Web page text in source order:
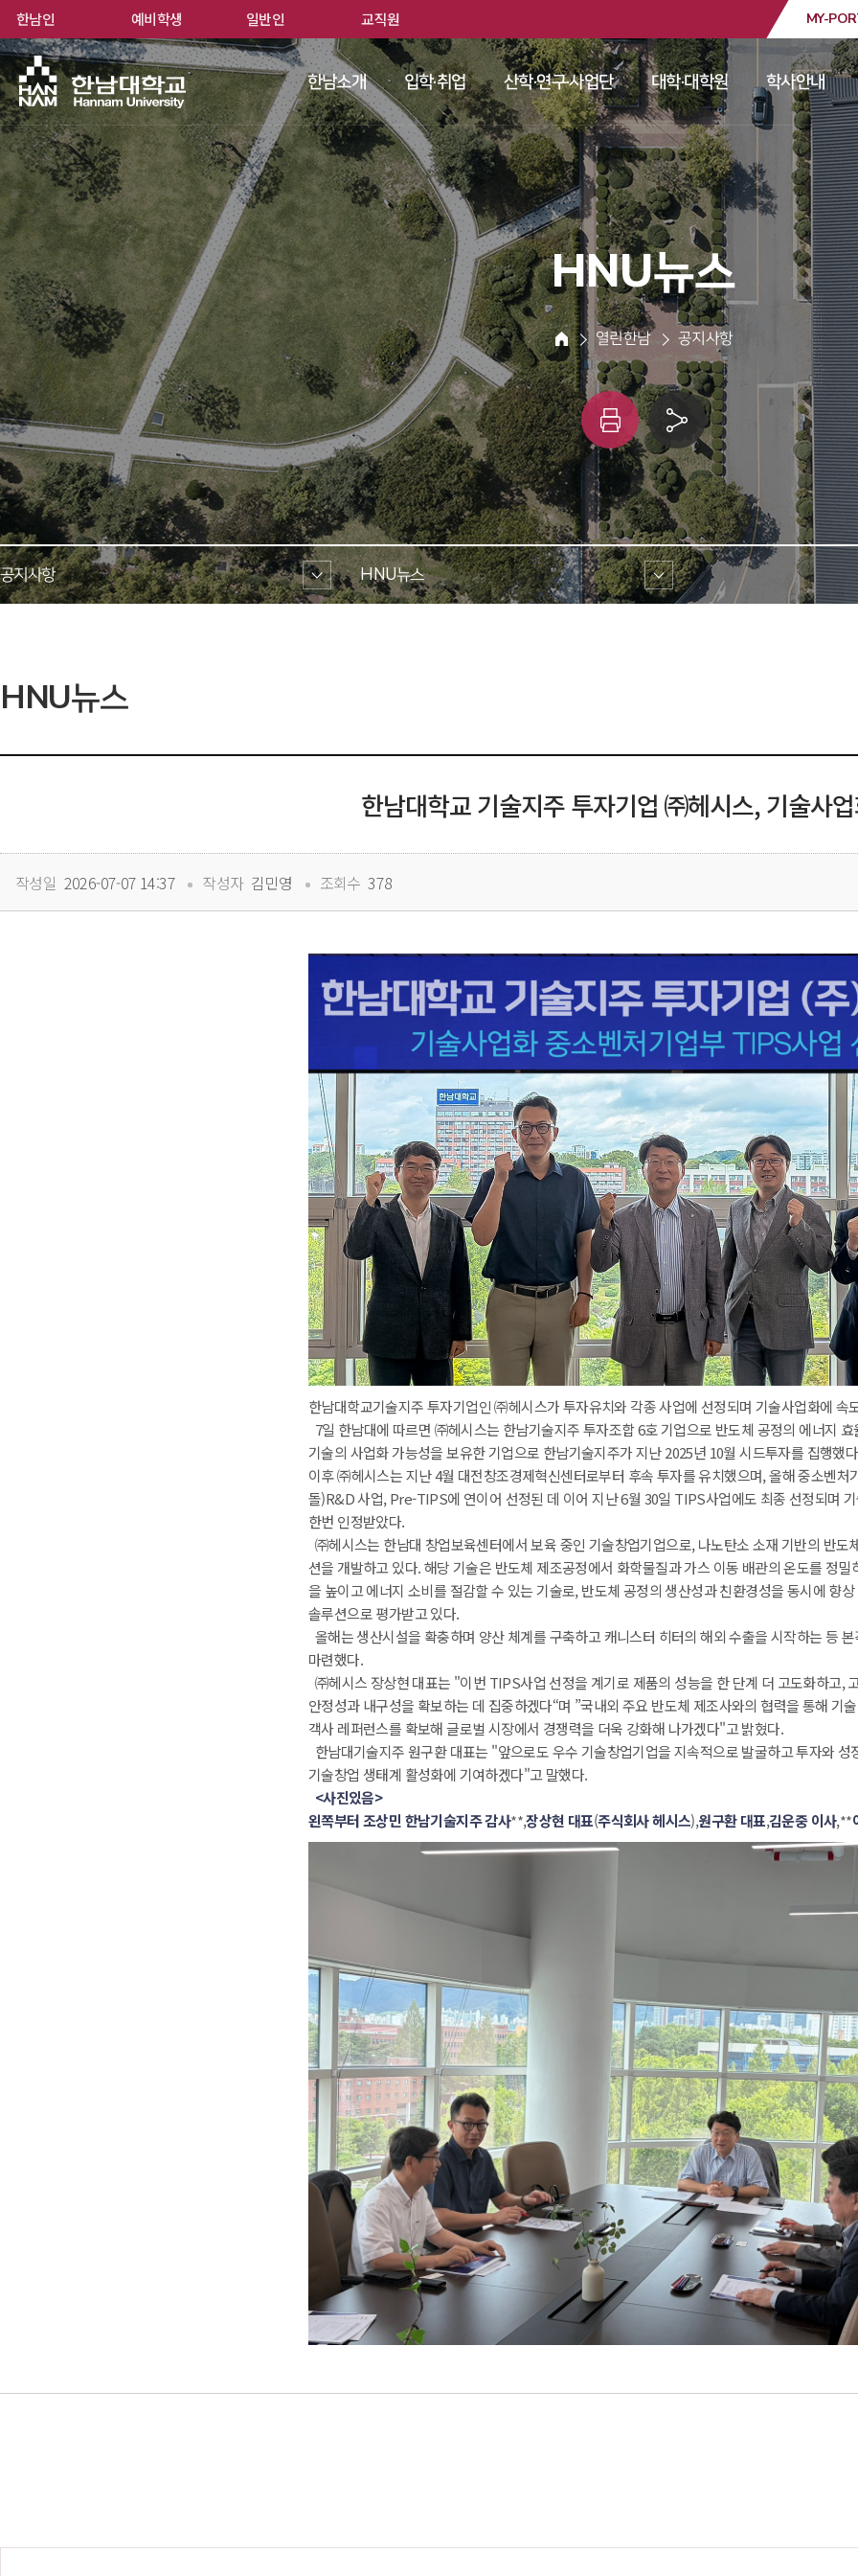
한남대학교
MY-
한남소개 입학·취업 산학·연구·사업단 대학·대학원 학사안내
HNU뉴스
HOME
열린한남 공지사항
쇄
링
크
공유
공지사항 HNU뉴스
HNU뉴스
한남대학교 기술지주 투자기업 ㈜헤시스, 기술사
작성일 2026-07-07 14:37 작성자 김민영 조회수 378
한남대학교기술지주 투자기업인 ㈜헤시스가 투자유치와 각종 사업에 선정되며 기술사업화에 속
7일 한남대에 따르면 ㈜헤시스는 한남기술지주 투자조합 6호 기업으로 반도체 공정의 에너지
기술의 사업화 가능성을 보유한 기업으로 한남기술지주가 지난 2025년 10월 시드투자를 집행했
이후 ㈜헤시스는 지난 4월 대전창조경제혁신센터로부터 후속 투자를 유치했으며, 올해 중소벤처
돌)R&D 사업, Pre-TIPS에 연이어 선정된 데 이어 지난 6월 30일 TIPS사업에도 최종 선정되며
한번 인정받았다.
㈜헤시스는 한남대 창업보육센터에서 보육 중인 기술창업기업으로, 나노탄소 소재 기반의 반도
션을 개발하고 있다. 해당 기술은 반도체 제조공정에서 화학물질과 가스 이동 배관의 온도를 정밀
을 높이고 에너지 소비를 절감할 수 있는 기술로, 반도체 공정의 생산성과 친환경성을 동시에 향
솔루션으로 평가받고 있다.
올해는 생산시설을 확충하며 양산 체계를 구축하고 캐니스터 히터의 해외 수출을 시작하는 등
마련했다.
㈜헤시스 장상현 대표는 "이번 TIPS사업 선정을 계기로 제품의 성능을 한 단계 더 고도화하고,
안정성과 내구성을 확보하는 데 집중하겠다“며 ”국내외 주요 반도체 제조사와의 협력을 통해 기
객사 레퍼런스를 확보해 글로벌 시장에서 경쟁력을 더욱 강화해 나가겠다"고 밝혔다.
한남대기술지주 원구환 대표는 "앞으로도 우수 기술창업기업을 지속적으로 발굴하고 투자와 성
기술창업 생태계 활성화에 기여하겠다"고 말했다.
<사진있음>
왼쪽부터 조상민 한남기술지주 감사**,장상현 대표(주식회사 헤시스),원구환 대표,김운중 이사,**
한남인 예비학생 일반인 교직원